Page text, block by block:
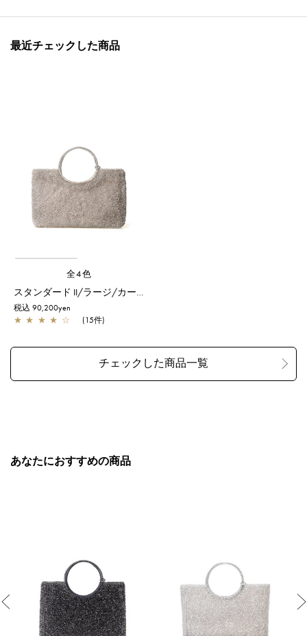
最近チェックした商品
全4色
税込 90,200yen
★ ★ ★ ★ ☆ (15件)
あなたにおすすめの商品
Previous